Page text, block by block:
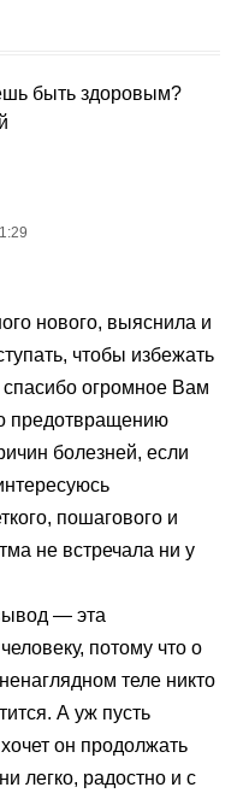
быть здоровым?
нового, выяснила и
чтобы избежать
огромное Вам
предотвращению
болезней, если
пошагового и
не встречала ни у
— эта
потому что о
теле никто
А уж пусть
он продолжать
легко, радостно и с